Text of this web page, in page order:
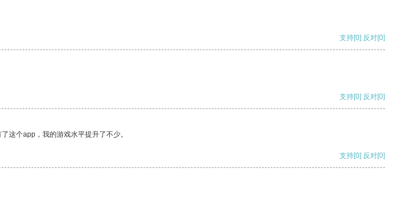
支持[0] 反对[0]
支持[0] 反对[0]
这个app，我的游戏水平提升了不少。
支持[0] 反对[0]